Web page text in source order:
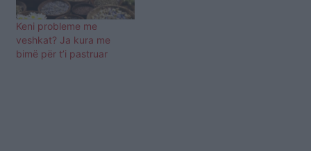
Keni probleme me
veshkat? Ja kura me
bimë për t’i pastruar